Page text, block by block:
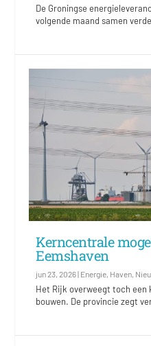
De Groningse
volgende maand samen
Kerncentrale
Eemshaven
jun 23, 2026| Energie, Haven,
Het Rijk overweegt toch een
bouwen. De provincie zegt